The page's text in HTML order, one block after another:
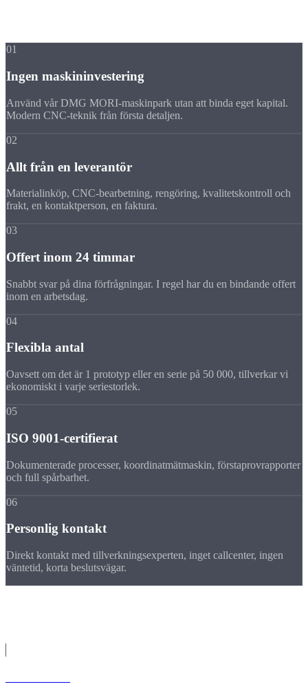
01
Ingen maskininvestering
Använd vår DMG MORI-maskinpark utan att binda eget kapital.
Modern CNC-teknik från första detaljen.
02
Allt från en leverantör
Materialinköp, CNC-bearbetning, rengöring, kvalitetskontroll och
frakt, en kontaktperson, en faktura.
03
Offert inom 24 timmar
Snabbt svar på dina förfrågningar. I regel har du en bindande offert
inom en arbetsdag.
04
Flexibla antal
Oavsett om det är 1 prototyp eller en serie på 50 000, tillverkar vi
ekonomiskt i varje seriestorlek.
05
ISO 9001-certifierat
Dokumenterade processer, koordinatmätmaskin, förstaprovrapporter
och full spårbarhet.
06
Personlig kontakt
Direkt kontakt med tillverkningsexperten, inget callcenter, ingen
väntetid, korta beslutsvägar.